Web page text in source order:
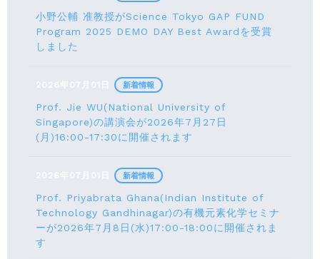
小野公輔 准教授がScience Tokyo GAP FUND
Program 2025 DEMO DAY Best Awardを受賞
しました
2026年07月01日
Prof. Jie WU(National University of
Singapore)の講演会が2026年7月27日
(月)16:00-17:30に開催されます
新着情報
2026年07月01日
Prof. Priyabrata Ghana(Indian Institute of
Technology Gandhinagar)の有機元素化学セミナ
ーが2026年7月8日(水)17:00-18:00に開催されま
す
新着情報